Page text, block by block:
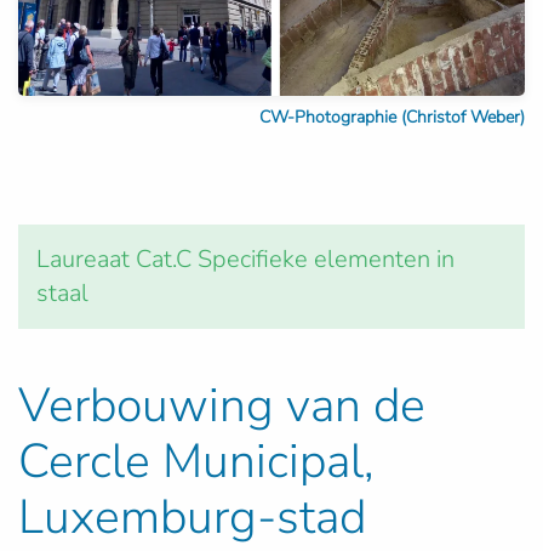
CW-Photographie (Christof Weber)
Laureaat Cat.C Specifieke elementen in
staal
Verbouwing van de
Cercle Municipal,
Luxemburg-stad